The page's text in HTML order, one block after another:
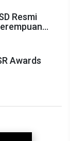
Resmi
Awards